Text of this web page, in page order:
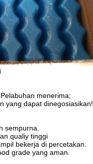
menerima;
yang dapat dinegosiasikan!
sempurna.
qualiy tinggi
bekerja di percetakan.
grade yang aman.